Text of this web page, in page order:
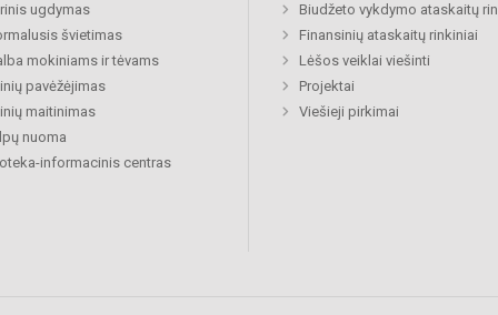
ugdymas
švietimas
mokiniams ir tėvams
pavėžėjimas
maitinimas
nuoma
informacinis centras
Biudžeto vykdymo ataskaitų
Finansinių ataskaitų rinkiniai
Lėšos veiklai viešinti
Projektai
Viešieji pirkimai